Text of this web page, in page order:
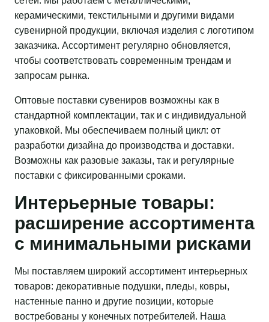
керамическими, текстильными и другими видами
сувенирной продукции, включая изделия с логотипом
заказчика. Ассортимент регулярно обновляется,
чтобы соответствовать современным трендам и
запросам рынка.
Оптовые поставки сувениров возможны как в
стандартной комплектации, так и с индивидуальной
упаковкой. Мы обеспечиваем полный цикл: от
разработки дизайна до производства и доставки.
Возможны как разовые заказы, так и регулярные
поставки с фиксированными сроками.
Интерьерные товары:
расширение ассортимента
с минимальными рисками
Мы поставляем широкий ассортимент интерьерных
товаров: декоративные подушки, пледы, ковры,
настенные панно и другие позиции, которые
востребованы у конечных потребителей. Наша